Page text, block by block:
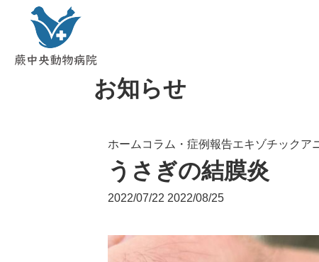
お知らせ
ホーム コラム・症例報告エキゾチックア
うさぎの結膜炎
2022/07/22 2022/08/25